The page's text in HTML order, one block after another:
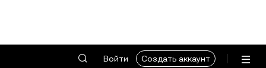
Войти Создать аккаунт